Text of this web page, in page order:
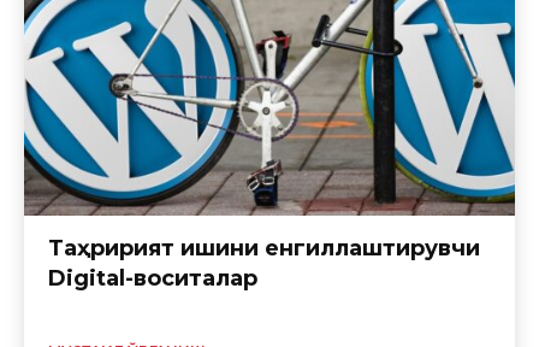
Таҳририят ишини енгиллаштирувчи
Digital-воситалар